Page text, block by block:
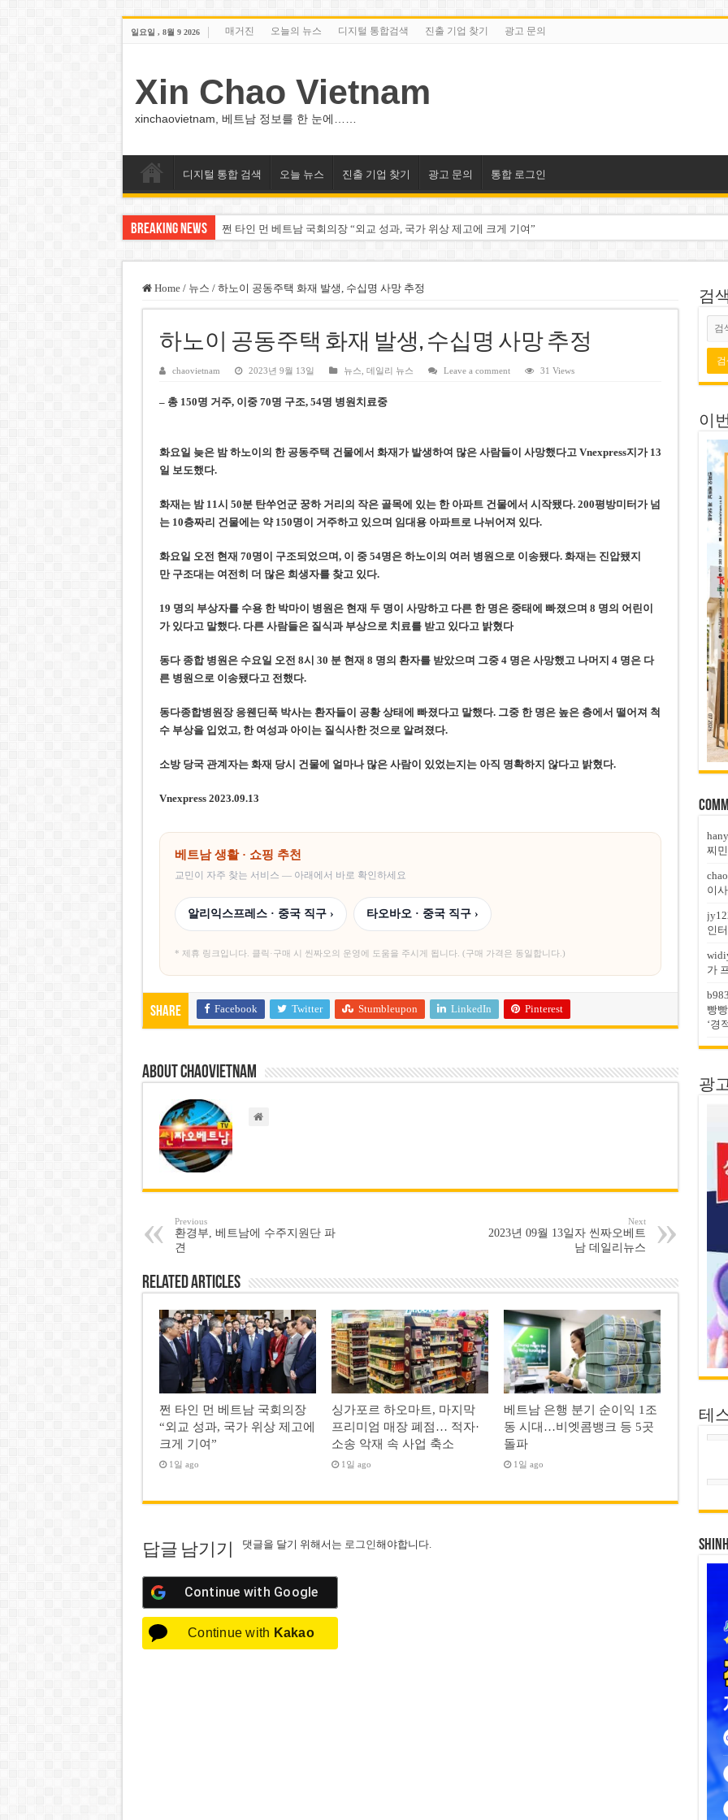
일요일 , 8월 9 2026 매거진 오늘의 뉴스 디지털 통합검색 진출 기업 찾기 광고 문의
Xin Chao Vietnam
xinchaovietnam, 베트남 정보를 한 눈에……
디지털 통합 검색 오늘 뉴스 진출 기업 찾기 광고 문의 통합 로그인
Breaking News 쩐 타인 먼 베트남 국회의장 “외교 성과, 국가 위상 제고에 크게 기여”
베트남 은행 분기 순이익 1조 동 시대…비엣콤뱅크 등 5곳 돌파
PNJ, 다이아몬드 밀수 여파에 2분기 적자… 10월 임시 주총 개최
팜 녓 브엉 빈그룹 회장 딸, 그룹 계열사 경영에 첫 등장
케펠, 투티엠 엠파이어시티 지분 전량 2억7000만 달러에 매각
베트남 MB은행, 2026년 수익 목표 자신…부동산 대출 비율 13% 고수
‘1,000억 달러 남북고속철 투자’ 호언장담 메콜로르 회장 체포
Home / 뉴스 / 하노이 공동주택 화재 발생, 수십명 사망 추정
하노이 공동주택 화재 발생, 수십명 사망 추정
chaovietnam 2023년 9월 13일 뉴스 데일리 뉴스 Leave a comment 31 Views
– 총 150명 거주, 이중 70명 구조, 54명 병원치료중
화요일 늦은 밤 하노이의 한공동주택 건물에서 화재가 발생하여 많은 사람들이 사망했다고 Vnexpress지가 13
일 보도했다.
화재는 밤 11시 50분 탄쑤언군 꿍하 거리의 작은 골목에 있는 한 아파트건물에서 시작됐다. 200평방미터가 넘
는 10층짜리 건물에는 약 150명이 거주하고 있으며 임대용 아파트로 나뉘어져 있다.
화요일 오전 현재 70명이 구조되었으며, 이 중 54명은 하노이의 여러 병원으로 이송됐다. 화재는 진압됐지
만구조대는 여전히 더 많은 희생자를 찾고 있다.
19 명의 부상자를 수용 한 박마이 병원은 현재 두 명이 사망하고 다른 한 명은 중태에 빠졌으며 8 명의 어린이
가 있다고 말했다. 다른 사람들은 질식과 부상으로 치료를 받고 있다고 밝혔다
동다 종합 병원은 수요일 오전 8시 30 분 현재 8 명의 환자를 받았으며 그중 4 명은 사망했고 나머지 4 명은 다
른 병원으로 이송됐다고 전했다.
동다종합병원장 응웬딘푹 박사는 환자들이 공황 상태에 빠졌다고 말했다. 그중 한 명은 높은 층에서 떨어져 척
수 부상을 입었고, 한 여성과 아이는 질식사한 것으로 알려졌다.
소방당국관계자는 화재 당시 건물에 얼마나 많은 사람이 있었는지는 아직 명확하지 않다고 밝혔다.
Vnexpress 2023.09.13
베트남 생활 · 쇼핑 추천
교민이 자주 찾는 서비스 — 아래에서 바로 확인하세요
알리익스프레스 · 중국 직구 › 타오바오 · 중국 직구 ›
* 제휴 링크입니다. 클릭·구매 시 씬짜오의 운영에 도움을 주시게 됩니다. (구매 가격은 동일합니다.)
Share Facebook Twitter Stumbleupon LinkedIn Pinterest
About chaovietnam
Previous
환경부, 베트남에 수주지원단 파
견
Next
2023년 09월 13일자 씬짜오베트
남 데일리뉴스
Related Articles
쩐 타인 먼 베트남 국회의장
“외교 성과, 국가 위상 제고에
크게 기여”
1일 ago
싱가포르 하오마트, 마지막
프리미엄 매장 폐점… 적자·
소송 악재 속 사업 축소
1일 ago
베트남 은행 분기 순이익 1조
동 시대…비엣콤뱅크 등 5곳
돌파
1일 ago
답글 남기기 댓글을 달기 위해서는 로그인해야합니다.
Continue with Google
Continue with Kakao
검
이
찌
이
인
가
빵
‘경
광
테